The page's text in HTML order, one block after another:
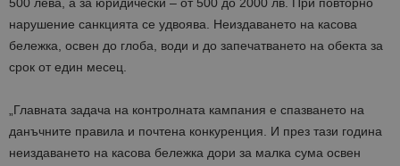
500 лева, а за юридически – от 500 до 2000 лв. При повторно
нарушение санкцията се удвоява. Неиздаването на касова
бележка, освен до глоба, води и до запечатването на обекта за
срок от един месец.
„Главната задача на контролната кампания е спазването на
данъчните правила и почтена конкуренция. И през тази година
неиздаването на касова бележка дори за малка сума освен